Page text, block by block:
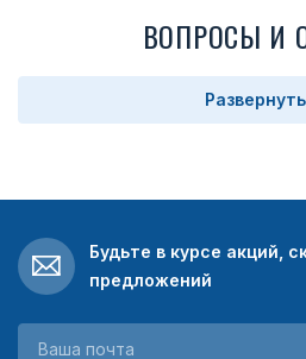
ВОПРОСЫ И
Развернуть
Будьте в курсе акций,
предложений